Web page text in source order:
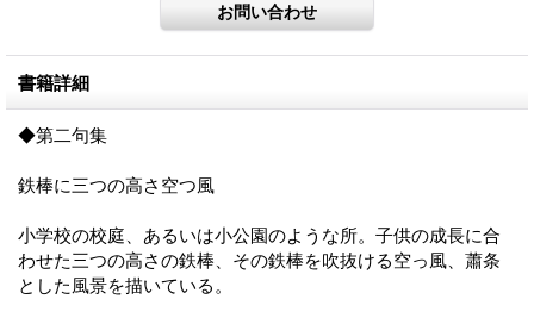
書籍詳細
◆第二句集
鉄棒に三つの高さ空つ風
小学校の校庭、あるいは小公園のような所。子供の成長に合
わせた三つの高さの鉄棒、その鉄棒を吹抜ける空っ風、蕭条
とした風景を描いている。